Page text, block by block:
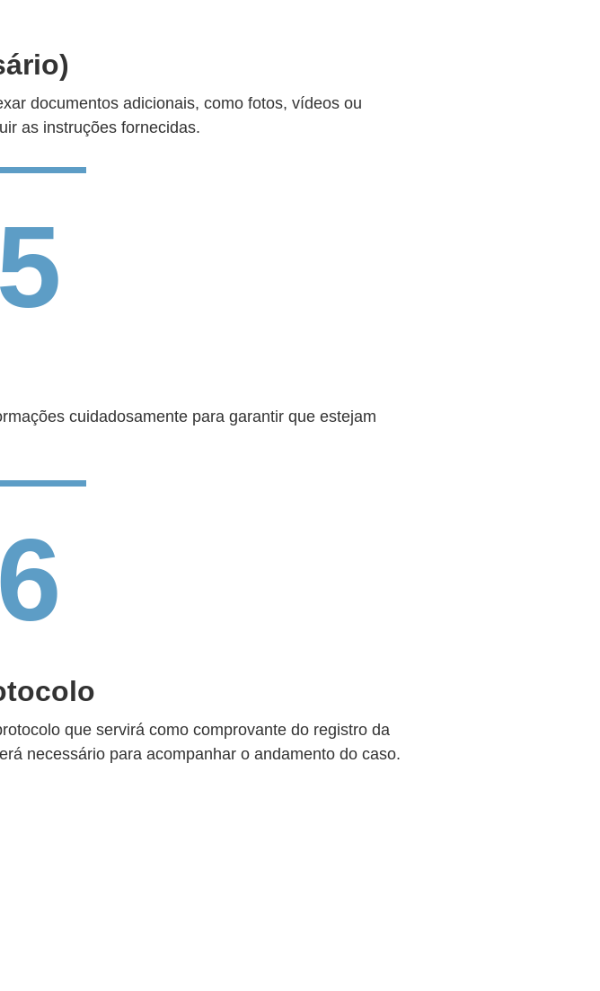
documentos adicionais, como fotos, vídeos ou
as instruções fornecidas.
cuidadosamente para garantir que estejam
que servirá como comprovante do registro da
necessário para acompanhar o andamento do caso.